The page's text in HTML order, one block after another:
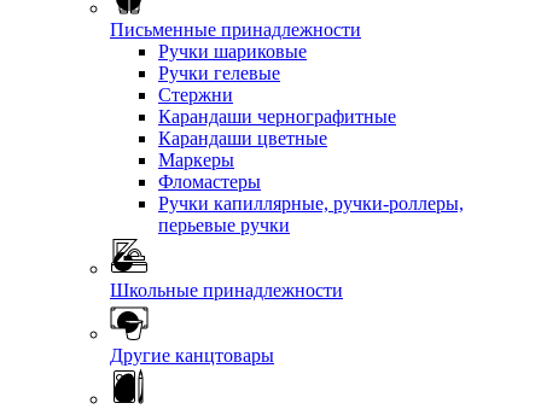
Письменные принадлежности
Ручки шариковые
Ручки гелевые
Стержни
Карандаши чернографитные
Карандаши цветные
Маркеры
Фломастеры
Ручки капиллярные, ручки-роллеры,
перьевые ручки
Школьные принадлежности
Другие канцтовары